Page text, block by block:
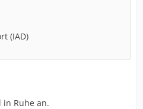
(IAD)
in Ruhe an.